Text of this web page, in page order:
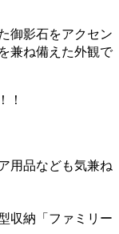
御影石をアクセン
兼ね備えた外観で
！
用品なども気兼ね
収納「ファミリー